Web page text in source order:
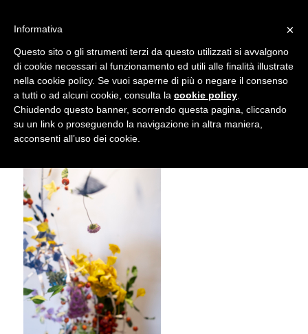
NIK_5927
accetta l'uso dei cookies previsto nella pagina dedicata.
Fai clic per abilitare/disabilitare il tracciamento di
Google Analytics.
OK Privacy e cookie policy
×
Informativa
Questo sito o gli strumenti terzi da questo utilizzati si avvalgono
di cookie necessari al funzionamento ed utili alle finalità illustrate
nella cookie policy. Se vuoi saperne di più o negare il consenso
a tutti o ad alcuni cookie, consulta la cookie policy
Chiudendo questo banner, scorrendo questa pagina, cliccando
su un link o proseguendo la navigazione in altra maniera,
acconsenti all’uso dei cookie.